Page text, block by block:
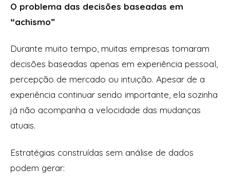
O problema das decisões baseadas em
“achismo”
Durante muito tempo, muitas empresas tomaram
decisões baseadas apenas em experiência pessoal,
percepção de mercado ou intuição. Apesar de a
experiência continuar sendo importante, ela sozinha
já não acompanha a velocidade das mudanças
atuais.
Estratégias construídas sem análise de dados
podem gerar: